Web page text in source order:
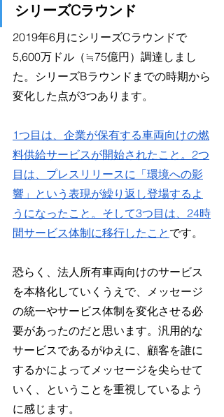
シリーズCラウンド
2019年6月にシリーズCラウンドで
5,600万ドル（≒75億円）調達しまし
た。シリーズBラウンドまでの時期から
変化した点が3つあります。
1つ目は、企業が保有する車両向けの燃
料供給サービスが開始されたこと。2つ
目は、プレスリリースに「環境への影
響」という表現が繰り返し登場するよ
うになったこと。そして3つ目は、24時
間サービス体制に移行したこと です。
恐らく、法人所有車両向けのサービス
を本格化していくうえで、メッセージ
の統一やサービス体制を変化させる必
要があったのだと思います。汎用的な
サービスであるがゆえに、顧客を誰に
するかによってメッセージを尖らせて
いく、ということを重視しているよう
に感じます。